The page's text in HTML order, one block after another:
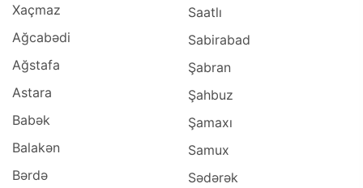
Xaçmaz
Ağcabədi
Ağstafa
Astara
Babək
Balakən
Bərdə
Saatlı
Sabirabad
Şabran
Şahbuz
Şamaxı
Samux
Sədərək